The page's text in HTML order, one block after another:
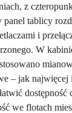
z
panel tablicy
i
W
– jak najwięcej
dostępność
we flotach